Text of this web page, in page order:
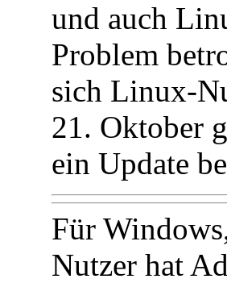
und auch
Problem
sich Linux-
21. Oktober
ein Update
Für
Nutzer hat